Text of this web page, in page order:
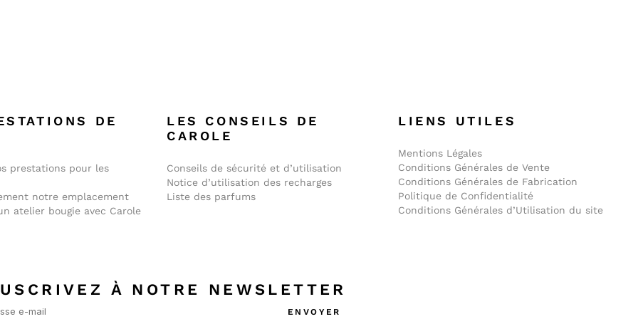
DE
prestations pour les
notre emplacement
atelier bougie avec Carole
LES CONSEILS DE
CAROLE
Conseils de sécurité et d’utilisation
Notice d’utilisation des recharges
Liste des parfums
LIENS UTILES
Mentions Légales
Conditions Générales de Vente
Conditions Générales de Fabrication
Politique de Confidentialité
Conditions Générales d’Utilisation du site
À NOTRE NEWSLETTER
ENVOYER